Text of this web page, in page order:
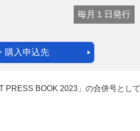
毎月１日発行
購入申込先
PRESS BOOK 2023」の合併号として